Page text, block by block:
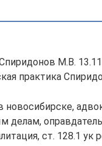
М.В.
практика
новосибирске,
делам,
ст. 128.1